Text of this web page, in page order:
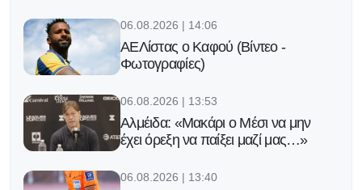
06.08.2026 | 14:06
ΑΕΛίστας ο Καφού (Βίντεο -
Φωτογραφίες)
06.08.2026 | 13:53
Αλμέιδα: «Μακάρι ο Μέσι να μην
έχει όρεξη να παίξει μαζί μας…»
06.08.2026 | 13:40